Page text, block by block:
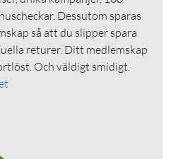
Dessutom sparas
så att du slipper spara
returer. Ditt medlemskap
Och väldigt smidigt.